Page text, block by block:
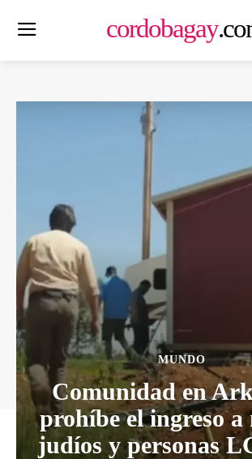
cordobagay
MUNDO
Comunidad en
prohíbe el ingreso a
judíos y personas